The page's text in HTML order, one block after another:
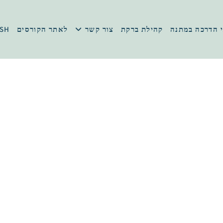
הדרכה במתנה קהילת ברקת צור קשר לאתר הקורסים